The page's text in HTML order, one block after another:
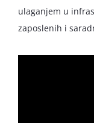
ulaganjem u
zaposlenih i